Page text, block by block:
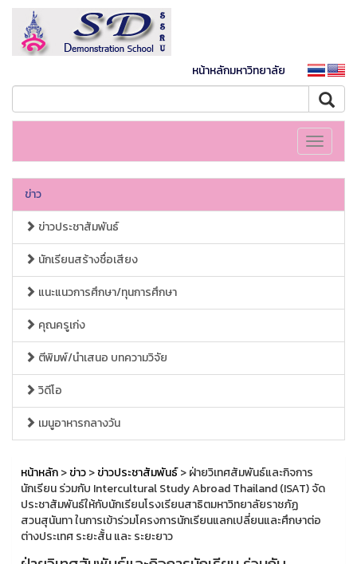
หน้าหลักมหาวิทยาลัย
Toggle
ข่าว
ข่าวประชาสัมพันธ์
นักเรียนสร้างชื่อเสียง
แนะแนวการศึกษา/ทุนการศึกษา
คุณครูเก่ง
ตีพิมพ์/นำเสนอ บทความวิจัย
วิดีโอ
เมนูอาหารกลางวัน
หน้าหลัก>ข่าว>ข่าวประชาสัมพันธ์> ฝ่ายวิเทศสัมพันธ์และกิจการ
นักเรียน ร่วมกับ Intercultural Study Abroad Thailand (ISAT) จัด
ประชาสัมพันธ์ให้กับนักเรียนโรงเรียนสาธิตมหาวิทยาลัยราชภัฏ
สวนสุนันทา ในการเข้าร่วมโครงการนักเรียนแลกเปลี่ยนและศึกษาต่อ
ต่างประเทศ ระยะสั้น และ ระยะยาว